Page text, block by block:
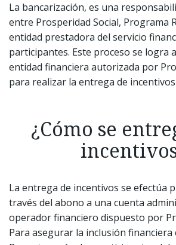
La bancarización, es una
entre Prosperidad Social, Programa
entidad prestadora del servicio
participantes. Este proceso se logra
entidad financiera autorizada por
para realizar la entrega de incentivos
¿Cómo se
La entrega de incentivos se efectúa
través del abono a una cuenta
operador financiero dispuesto por
Para asegurar la inclusión financiera